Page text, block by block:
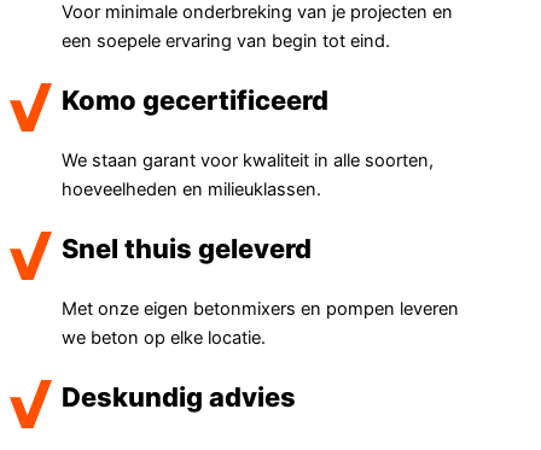
Voor minimale onderbreking van je projecten en
een soepele ervaring van begin tot eind.
Komo gecertificeerd
We staan garant voor kwaliteit in alle soorten,
hoeveelheden en milieuklassen.
Snel thuis geleverd
Met onze eigen betonmixers en pompen leveren
we beton op elke locatie.
Deskundig advies